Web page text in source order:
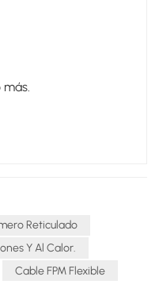
Reticulado
Y Al Calor.
Cable FPM Flexible